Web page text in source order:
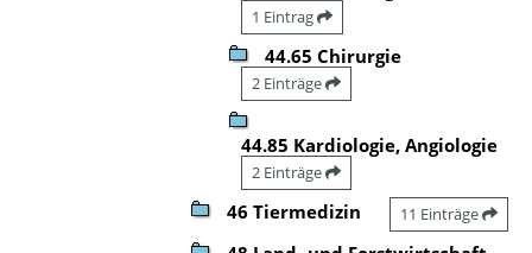
1 Eintrag
44.65 Chirurgie
2 Einträge
44.85 Kardiologie, Angiologie
2 Einträge
46 Tiermedizin 11 Einträge